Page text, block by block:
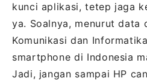
kunci aplikasi, tetep jaga
ya. Soalnya, menurut data
Komunikasi dan
smartphone di Indonesia
Jadi, jangan sampai HP